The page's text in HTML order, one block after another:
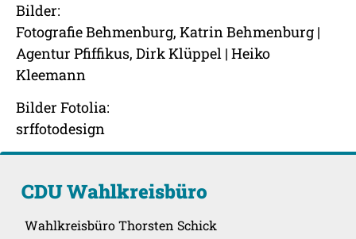
Bilder:
Fotografie Behmenburg, Katrin Behmenburg |
Agentur Pfiffikus, Dirk Klüppel | Heiko
Kleemann
Bilder Fotolia:
srffotodesign
CDU Wahlkreisbüro
Wahlkreisbüro Thorsten Schick